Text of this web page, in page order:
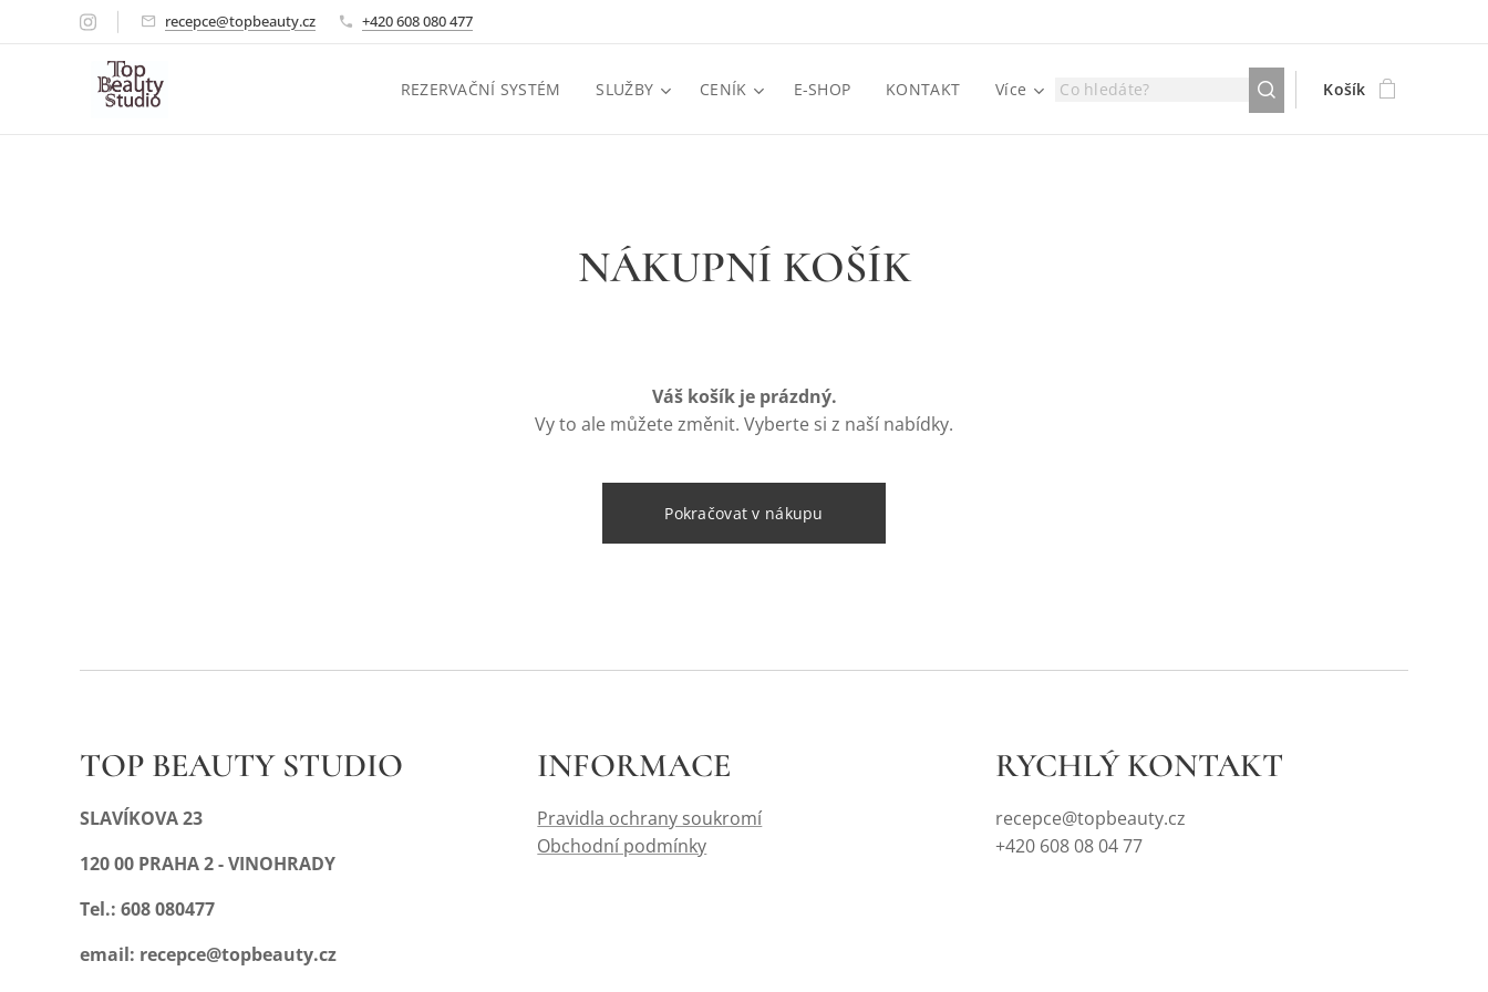
recepce@topbeauty.cz +420 608 080 477
REZERVAČNÍ SYSTÉM SLUŽBY CENÍK E-SHOP KONTAKT Více Košík
NÁKUPNÍ KOŠÍK
Váš košík je prázdný.
Vy to ale můžete změnit. Vyberte si z naší nabídky.
Pokračovat v nákupu
TOP BEAUTY STUDIO
SLAVÍKOVA 23
120 00 PRAHA 2 - VINOHRADY
Tel.: 608 080477
email: recepce@topbeauty.cz
INFORMACE
Pravidla ochrany soukromí
Obchodní podmínky
RYCHLÝ KONTAKT
recepce@topbeauty.cz
+420 608 08 04 77